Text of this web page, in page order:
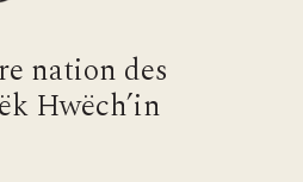
nation des
Hwëch’in